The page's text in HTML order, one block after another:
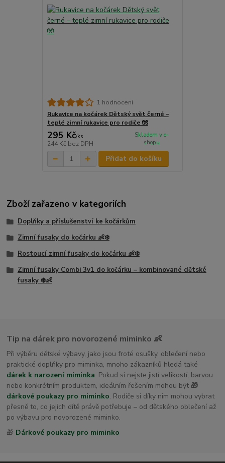
1 hodnocení
Rukavice na kočárek Dětský svět černé –
teplé zimní rukavice pro rodiče 🧤
295 Kč/ks
244 Kč bez DPH
Skladem v e-
shopu
Přidat do košíku
Zboží zařazeno v kategoriích
Doplňky a příslušenství ke kočárkům
Zimní fusaky do kočárku 👶❄️
Rostoucí zimní fusaky do kočárku 👶❄️
Zimní fusaky Combi 3v1 do kočárku – kombinované dětské
fusaky ❄️👶
Tip na dárek pro novorozené miminko 👶
Při výběru dětské výbavy, jako jsou froté osušky, oblečení nebo
praktické doplňky pro miminka, mnoho zákazníků hledá také
dárek k narození miminka. Pokud si nejste jistí velikostí, barvou
nebo konkrétním produktem, ideálním řešením mohou být 🎁
dárkové poukazy pro miminko. Rodiče si díky nim mohou vybrat
přesně to, co jejich dítě právě potřebuje – od dětského oblečení až
po výbavu pro novorozené miminko.
🎁 Dárkové poukazy pro miminko